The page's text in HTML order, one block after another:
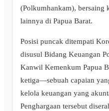
(Polkumhankam), bersaing
lainnya di Papua Barat.
Posisi puncak ditempati
disusul Bidang Keuangan
Kanwil Kemenkum Papua
ketiga—sebuah capaian
kelola keuangan yang
Penghargaan tersebut